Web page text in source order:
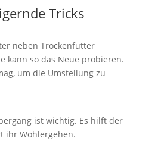
Tricks
neben Trockenfutter
kann so das Neue probieren.
um die Umstellung zu
ist wichtig. Es hilft der
ihr Wohlergehen.